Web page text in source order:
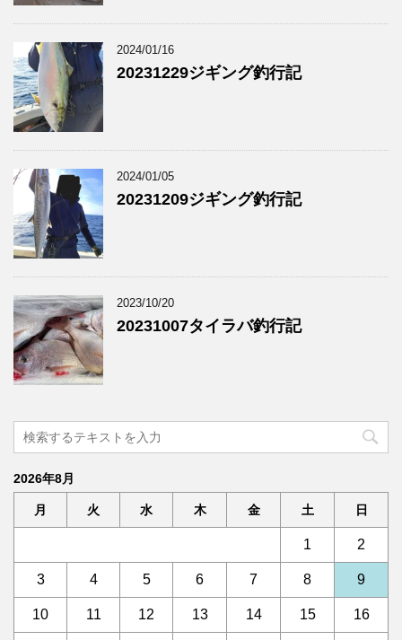
2024/01/16
20231229ジギング釣行記
2024/01/05
20231209ジギング釣行記
2023/10/20
20231007タイラバ釣行記
2026年8月
月 火 水 木 金 土 日
1 2
3 4 5 6 7 8 9
10 11 12 13 14 15 16